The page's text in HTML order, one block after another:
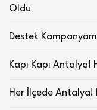
Oldu
Destek
Kapı Kapı
Her İlçede Antalya!